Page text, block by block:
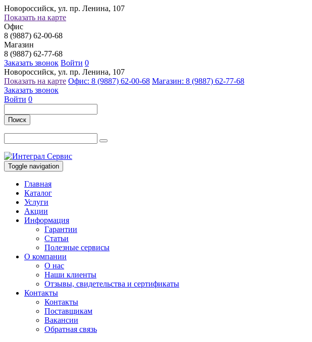
Новороссийск, ул. пр. Ленина, 107
Показать на карте
Офис
8 (9887) 62-00-68
Магазин
8 (9887) 62-77-68
Заказать звонок Войти 0
Новороссийск, ул. пр. Ленина, 107
Показать на карте Офис: 8 (9887) 62-00-68 Магазин: 8 (9887) 62-77-68
Заказать звонок
Войти 0
Поиск
Toggle navigation
Главная
Каталог
Услуги
Акции
Информация
Гарантии
Статьи
Полезные сервисы
О компании
О нас
Наши клиенты
Отзывы, свидетельства и сертификаты
Контакты
Контакты
Поставщикам
Вакансии
Обратная связь